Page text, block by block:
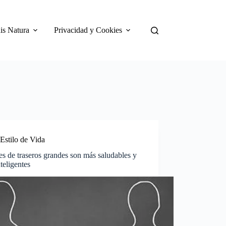
Natura Privacidad y Cookies
Estilo de Vida
de traseros grandes son más saludables y